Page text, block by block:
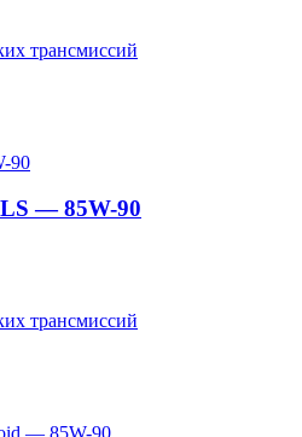
трансмиссий
— 85W-90
трансмиссий